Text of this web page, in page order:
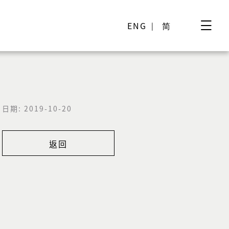
ENG 简
日期: 2019-10-20
返回